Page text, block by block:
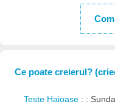
Ce poate creierul?
Teste Haioase : :